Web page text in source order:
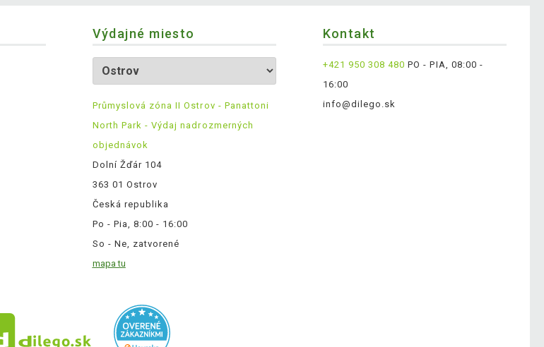
Výdajné miesto
Průmyslová zóna II Ostrov - Panattoni
North Park - Výdaj nadrozmerných
objednávok
Dolní Žďár 104
363 01 Ostrov
Česká republika
Po - Pia, 8:00 - 16:00
So - Ne, zatvorené
mapa tu
Kontakt
+421 950 308 480 PO - PIA, 08:00 -
16:00
info@dilego.sk